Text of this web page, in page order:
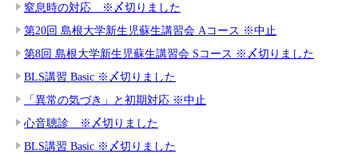
窒息時の対応 ※〆切りました
第20回 島根大学新生児蘇生講習会 Aコース ※中止
第8回 島根大学新生児蘇生講習会 Sコース ※〆切りました
BLS講習 Basic ※〆切りました
「異常の気づき」と初期対応 ※中止
心音聴診 ※〆切りました
BLS講習 Basic ※〆切りました